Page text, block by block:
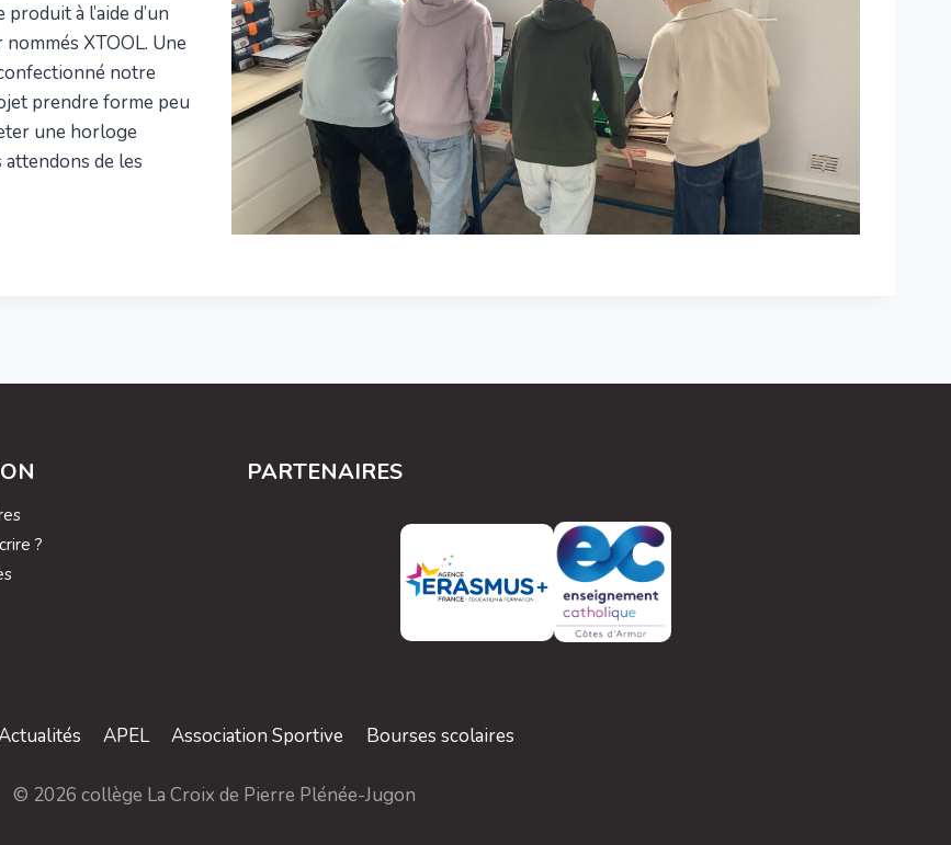
à l’aide d’un
XTOOL. Une
notre
prendre forme peu
une horloge
de les
?
PARTENAIRES
APEL Association Sportive Bourses scolaires
© 2026 collège La Croix de Pierre Plénée-Jugon